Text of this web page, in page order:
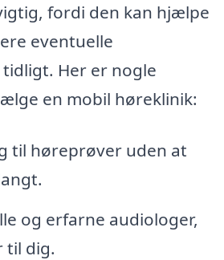
fordi den kan hjælpe
eventuelle
Her er nogle
en mobil høreklinik:
til høreprøver uden at
og erfarne audiologer,
til dig.